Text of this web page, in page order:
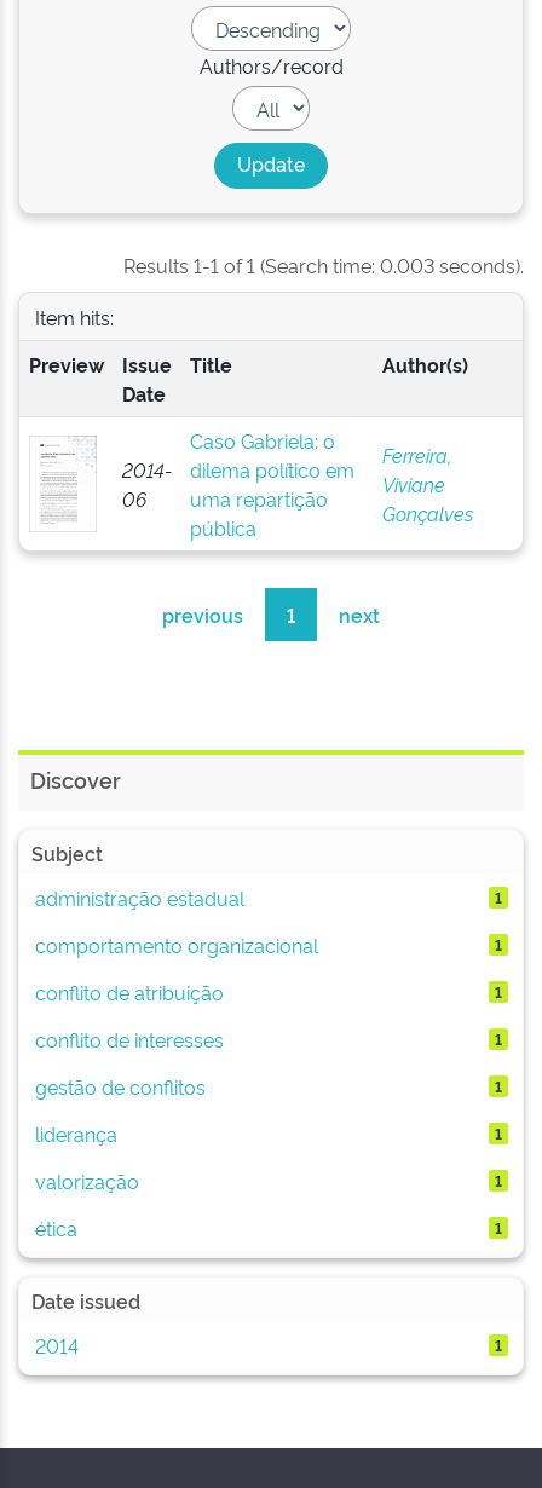
Authors/record
Results 1-1 of 1 (Search time: 0.003 seconds).
Item hits:
Preview
Issue
Date
Title Author(s)
2014-
06
Caso Gabriela: o
dilema político em
uma repartição
pública
Ferreira,
Viviane
Gonçalves
previous 1 next
Discover
Subject
administração estadual
1
comportamento organizacional 1
conflito de atribuição 1
conflito de interesses 1
gestão de conflitos 1
liderança 1
valorização 1
ética 1
Date issued
2014
1